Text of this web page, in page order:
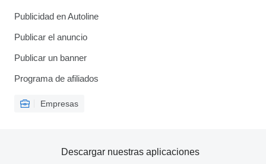
Publicidad en Autoline
Publicar el anuncio
Publicar un banner
Programa de afiliados
Empresas
Descargar nuestras aplicaciones